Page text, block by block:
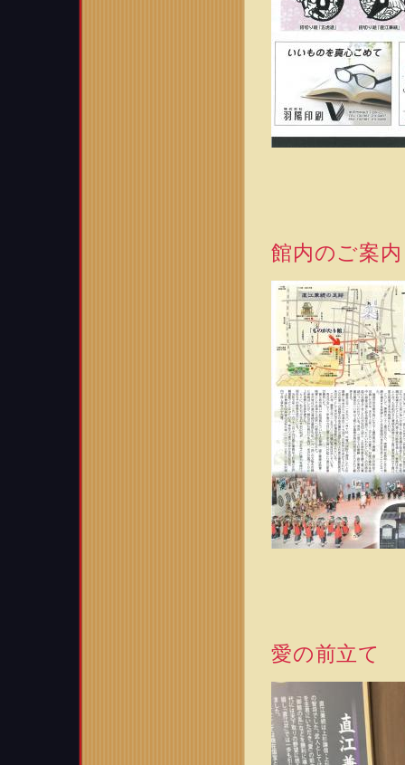
館内のご案内
愛の前立て